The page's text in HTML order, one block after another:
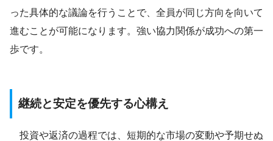
った具体的な議論を行うことで、全員が同じ方向を向いて
進むことが可能になります。強い協力関係が成功への第一
歩です。
継続と安定を優先する心構え
投資や返済の過程では、短期的な市場の変動や予期せぬ